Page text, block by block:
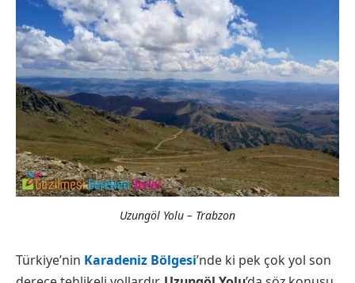
Uzungöl Yolu – Trabzon
Türkiye’nin Karadeniz Bölgesi’nde ki pek çok yol son